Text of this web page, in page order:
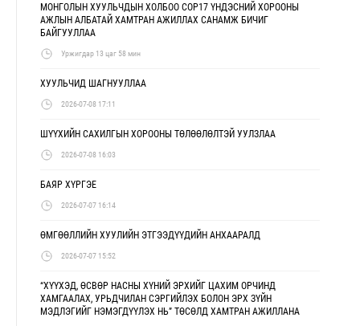
МОНГОЛЫН ХУУЛЬЧДЫН ХОЛБОО COP17 ҮНДЭСНИЙ ХОРООНЫ
АЖЛЫН АЛБАТАЙ ХАМТРАН АЖИЛЛАХ САНАМЖ БИЧИГ
БАЙГУУЛЛАА
Уржигдар 13 цаг 58 мин
ХУУЛЬЧИД ШАГНУУЛЛАА
2026-07-08 17:11
ШҮҮХИЙН САХИЛГЫН ХОРООНЫ ТӨЛӨӨЛӨЛТЭЙ УУЛЗЛАА
2026-07-08 16:03
БАЯР ХҮРГЭЕ
2026-07-07 16:14
ӨМГӨӨЛЛИЙН ХУУЛИЙН ЭТГЭЭДҮҮДИЙН АНХААРАЛД
2026-07-07 15:52
“ХҮҮХЭД, ӨСВӨР НАСНЫ ХҮНИЙ ЭРХИЙГ ЦАХИМ ОРЧИНД
ХАМГААЛАХ, УРЬДЧИЛАН СЭРГИЙЛЭХ БОЛОН ЭРХ ЗҮЙН
МЭДЛЭГИЙГ НЭМЭГДҮҮЛЭХ НЬ” ТӨСӨЛД ХАМТРАН АЖИЛЛАНА